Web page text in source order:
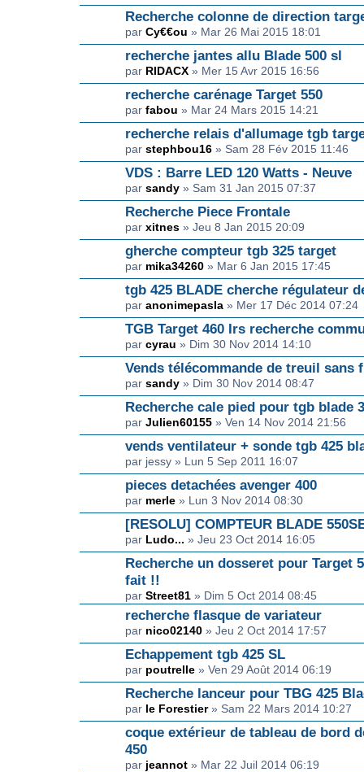
Recherche colonne de direction
par Cy€€ou » Mar 26 Mai 2015 18:01
recherche jantes allu Blade 500 sl
par RIDACX » Mer 15 Avr 2015 16:56
recherche carénage Target 550
par fabou » Mar 24 Mars 2015 14:21
recherche relais d'allumage tgb
par stephbou16 » Sam 28 Fév 2015 11:46
VDS : Barre LED 120 Watts - Neuve
par sandy » Sam 31 Jan 2015 07:37
Recherche Piece Frontale
par xitnes » Jeu 8 Jan 2015 20:09
gherche compteur tgb 325 target
par mika34260 » Mar 6 Jan 2015 17:45
tgb 425 BLADE cherche régulateur
par anonimepasla » Mer 17 Déc 2014 07:24
TGB Target 460 Irs recherche
par cyrau » Dim 30 Nov 2014 14:10
Vends télécommande de treuil sans
par sandy » Dim 30 Nov 2014 08:47
Recherche cale pied pour tgb blade
par Julien60155 » Ven 14 Nov 2014 21:56
vends ventilateur + sonde tgb 425
par jessy » Lun 5 Sep 2011 16:07
pieces detachées avenger 400
par merle » Lun 3 Nov 2014 08:30
[RESOLU] COMPTEUR BLADE
par Ludo... » Jeu 23 Oct 2014 16:05
Recherche un dosseret pour Target
fait !!
par Street81 » Dim 5 Oct 2014 08:45
recherche flasque de variateur
par nico02140 » Jeu 2 Oct 2014 17:57
Echappement tgb 425 SL
par poutrelle » Ven 29 Août 2014 06:19
Recherche lanceur pour TBG 425
par le Forestier» Sam 22 Mars 2014 10:27
coque extérieur de tableau de bord
450
par jeannot » Mar 22 Juil 2014 06:19